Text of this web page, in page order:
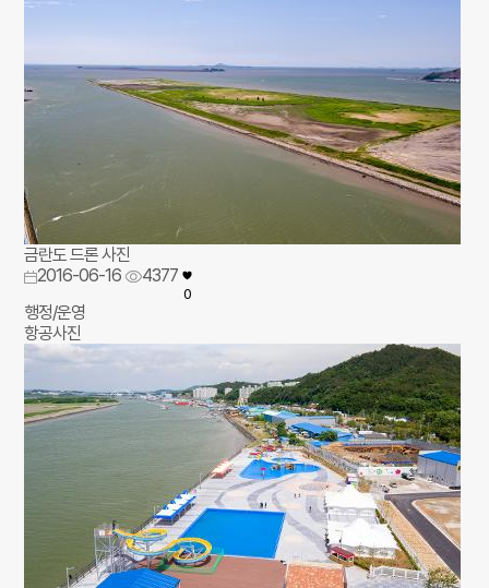
금란도 드론 사진
2016-06-16
4377
0
행정/운영
항공사진